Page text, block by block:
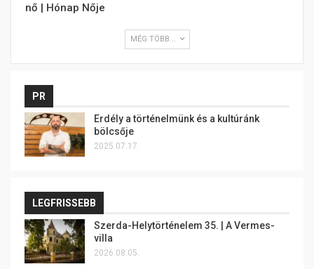
nő | Hónap Nője
MÉG TÖBB...
PR
Erdély a történelmünk és a kultúránk
bölcsője
2025.07.17.
LEGFRISSEBB
Szerda-Helytörténelem 35. | A Vermes-
villa
2026.08.05.